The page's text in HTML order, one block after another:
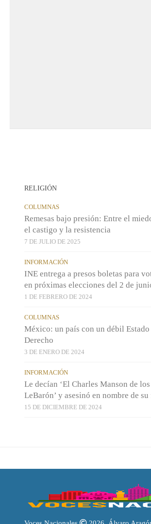
RELIGIÓN
COLUMNAS
Remesas bajo presión: Entre el
el castigo y la resistencia
7 DE JULIO DE 2025
INFORMACIÓN
INE entrega a presos boletas para
en próximas elecciones del 2 de
1 DE FEBRERO DE 2024
COLUMNAS
México: un país con un débil Estado
Derecho
3 DE ENERO DE 2024
INFORMACIÓN
Le decían ‘El Charles Manson de los
LeBarón’ y asesinó en nombre de su
15 DE DICIEMBRE DE 2024